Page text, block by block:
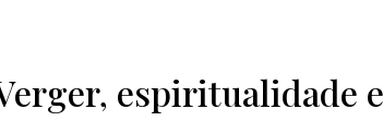
espiritualidade